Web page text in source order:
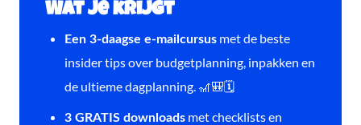
Wat je krijgt
Een 3-daagse e-mailcursus met de beste
insider tips over budgetplanning, inpakken en
de ultieme dagplanning. 🎢🎒🗓️
3 GRATIS downloads met checklists en